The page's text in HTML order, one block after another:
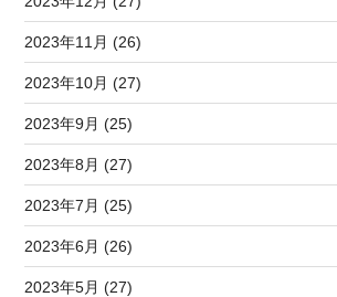
2023年11月 (26)
2023年10月 (27)
2023年9月 (25)
2023年8月 (27)
2023年7月 (25)
2023年6月 (26)
2023年5月 (27)